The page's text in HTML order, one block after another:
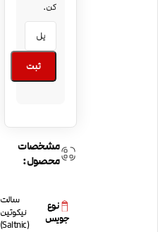
کن.
ثبت
مشخصات
محصول:
نوع
جویس
سالت
نیکوتین
(Saltnic)